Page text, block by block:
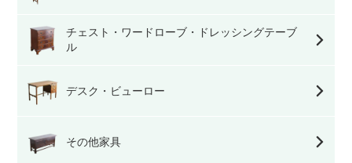
チェスト・ワードローブ・ドレッシングテーブ
ル
デスク・ビューロー
その他家具